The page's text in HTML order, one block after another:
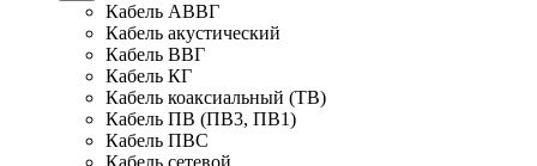
Кабель АВВГ
Кабель акустический
Кабель ВВГ
Кабель КГ
Кабель коаксиальный (ТВ)
Кабель ПВ (ПВ3, ПВ1)
Кабель ПВС
Кабель сетевой